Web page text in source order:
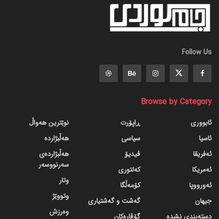
Follow Us
Browse by Category
ئابووری
ئاسیا
ئەفریقا
ئەمریکا
ئەورووپا
جیهان
دسته‌بندی نشده
ڕاپۆرت
سیاسی
ڤیدیۆ
کەلتوری
کۆمەڵگا
گه‌شت و گه‌شتیاری
گۆڤاره‌کان
نوێترین هەواڵ
هەڵبژاردە
هەڵبژاردەی
سەرنووسەر
وتار
وتووێژ
وەرزش